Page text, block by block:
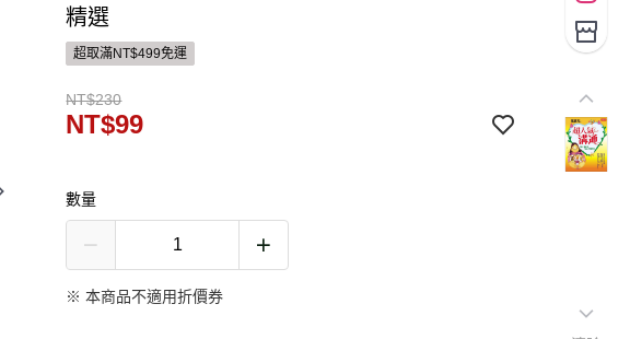
精選
超取滿NT$499免運
NT$230
NT$99
數量
※ 本商品不適用折價券